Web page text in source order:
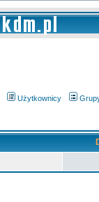
Użytkownicy